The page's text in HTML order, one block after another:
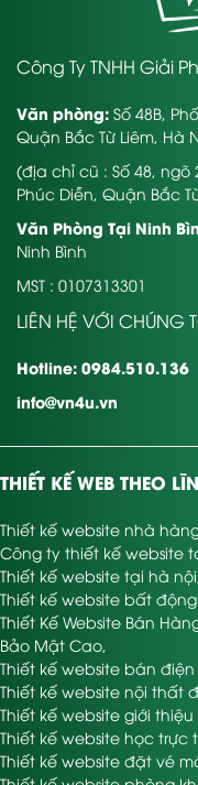
Công Ty TNHH Giải
Văn phòng: Số 48B,
Quận Bắc Từ Liêm, Hà
(địa chỉ cũ : Số 48,
Phúc Diễn, Quận Bắc
Văn Phòng Tại Ninh
Ninh Bình
MST : 0107313301
LIÊN HỆ VỚI CHÚNG
Hotline: 0984.510.136
info@vn4u.vn
THIẾT KẾ WEB THEO
Thiết kế website nhà
Công ty thiết kế website
Thiết kế website tại hà nội
Thiết kế website bất
Thiết Kế Website Bán
Bảo Mật Cao,
Thiết kế website bán
Thiết kế website nội thất
Thiết kế website giới
Thiết kế website học trực
Thiết kế website đặt vé